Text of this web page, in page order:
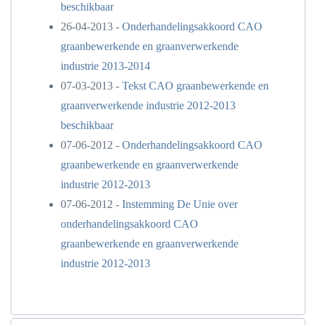
beschikbaar
26-04-2013 - Onderhandelingsakkoord CAO
graanbewerkende en graanverwerkende
industrie 2013-2014
07-03-2013 - Tekst CAO graanbewerkende en
graanverwerkende industrie 2012-2013
beschikbaar
07-06-2012 - Onderhandelingsakkoord CAO
graanbewerkende en graanverwerkende
industrie 2012-2013
07-06-2012 - Instemming De Unie over
onderhandelingsakkoord CAO
graanbewerkende en graanverwerkende
industrie 2012-2013